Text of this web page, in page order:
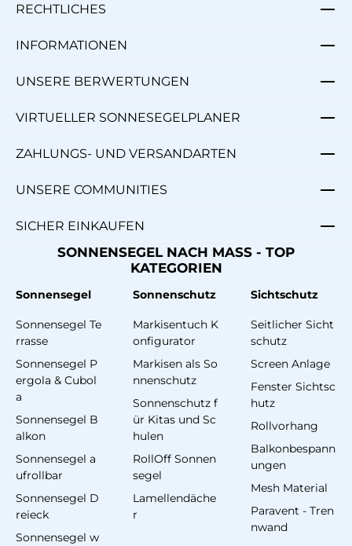
RECHTLICHES
INFORMATIONEN
UNSERE BERWERTUNGEN
VIRTUELLER SONNESEGELPLANER
ZAHLUNGS- UND VERSANDARTEN
UNSERE COMMUNITIES
SICHER EINKAUFEN
SONNENSEGEL NACH MASS - TOP
KATEGORIEN
Sonnensegel
Sonnensegel Te
rrasse
Sonnensegel P
ergola & Cubol
a
Sonnensegel B
alkon
Sonnensegel a
ufrollbar
Sonnensegel D
reieck
Sonnensegel w
Sonnenschutz
Markisentuch K
onfigurator
Markisen als So
nnenschutz
Sonnenschutz f
ür Kitas und Sc
hulen
RollOff Sonnen
segel
Lamellendäche
r
Sichtschutz
Seitlicher Sicht
schutz
Screen Anlage
Fenster Sichtsc
hutz
Rollvorhang
Balkonbespann
ungen
Mesh Material
Paravent - Tren
nwand